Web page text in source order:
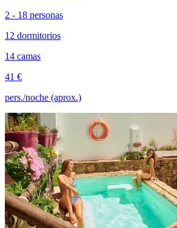
2 - 18 personas
12 dormitorios
14 camas
41 €
pers./noche (aprox.)